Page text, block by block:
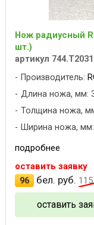
Нож радиусный
шт.)
артикул
Производитель:
Длина ножа, мм:
Толщина ножа,
Ширина ножа,
подробнее
оставить заявку
96
бел. руб. 115
оставить